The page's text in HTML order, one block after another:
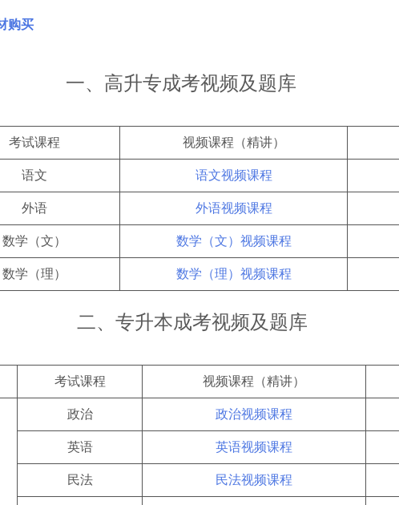
购买
一、高升专成考视频及题库
考试课程 视频课程（精讲）
语文 语文视频课程
外语 外语视频课程
数学（文） 数学（文）视频课程
数学（理） 数学（理）视频课程
二、专升本成考视频及题库
考试课程 视频课程（精讲）
政治 政治视频课程
英语 英语视频课程
民法 民法视频课程